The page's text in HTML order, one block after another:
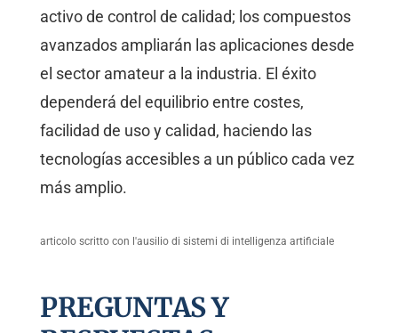
activo de control de calidad; los compuestos
avanzados ampliarán las aplicaciones desde
el sector amateur a la industria. El éxito
dependerá del equilibrio entre costes,
facilidad de uso y calidad, haciendo las
tecnologías accesibles a un público cada vez
más amplio.
articolo scritto con l'ausilio di sistemi di intelligenza artificiale
PREGUNTAS Y